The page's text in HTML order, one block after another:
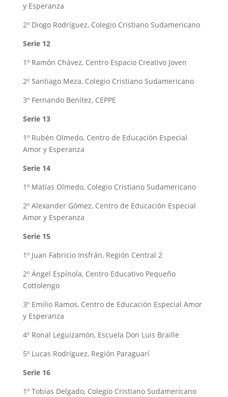
y Esperanza
2º Diogo Rodríguez, Colegio Cristiano Sudamericano
Serie 12
1º Ramón Chávez, Centro Espacio Creativo Joven
2º Santiago Meza, Colegio Cristiano Sudamericano
3º Fernando Benítez, CEPPE
Serie 13
1º Rubén Olmedo, Centro de Educación Especial
Amor y Esperanza
Serie 14
1º Matías Olmedo, Colegio Cristiano Sudamericano
2º Alexander Gómez, Centro de Educación Especial
Amor y Esperanza
Serie 15
1º Juan Fabricio Insfrán, Región Central 2
2º Ángel Espínola, Centro Educativo Pequeño
Cottolengo
3º Emilio Ramos, Centro de Educación Especial Amor
y Esperanza
4º Ronal Leguizamón, Escuela Don Luis Braille
5º Lucas Rodríguez, Región Paraguarí
Serie 16
1º Tobías Delgado, Colegio Cristiano Sudamericano